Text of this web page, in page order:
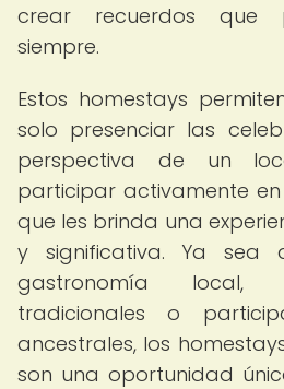
crear recuerdos que
siempre.
Estos homestays
solo presenciar las
perspectiva de un
participar activamente
que les brinda una
y significativa. Ya sea
gastronomía local,
tradicionales o
ancestrales, los
son una oportunidad